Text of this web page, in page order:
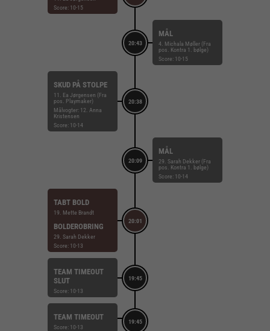
Score: 10-15
20:43
MÅL
4. Michala Møller (Fra
pos. Kontra 1. bølge)
Score: 10-15
20:38
SKUD PÅ STOLPE
11. Ea Jørgensen (Fra
pos. Playmaker)
Målvogter: 12. Anna
Kristensen
Score: 10-14
20:09
MÅL
29. Sarah Dekker (Fra
pos. Kontra 1. bølge)
Score: 10-14
20:01
TABT BOLD
19. Mette Brandt
BOLDEROBRING
29. Sarah Dekker
Score: 10-13
19:45
TEAM TIMEOUT
SLUT
Score: 10-13
19:45
TEAM TIMEOUT
Score: 10-13